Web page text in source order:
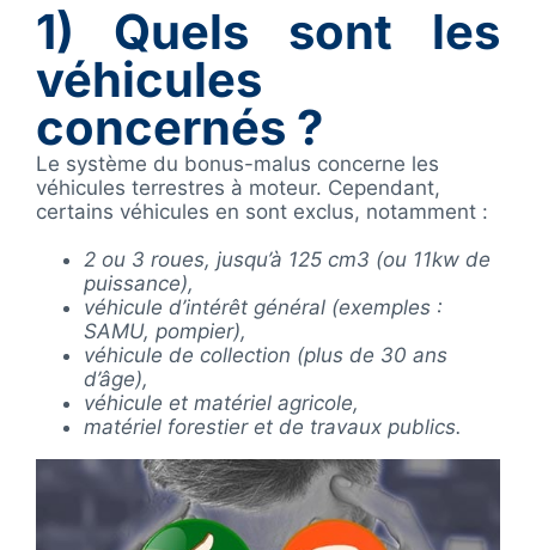
1) Quels sont les
véhicules
concernés ?
Le système du bonus-malus concerne les
véhicules terrestres à moteur. Cependant,
certains véhicules en sont exclus, notamment :
2 ou 3 roues, jusqu’à 125 cm3 (ou 11kw de
puissance),
véhicule d’intérêt général (exemples :
SAMU, pompier),
véhicule de collection (plus de 30 ans
d’âge),
véhicule et matériel agricole,
matériel forestier et de travaux publics.